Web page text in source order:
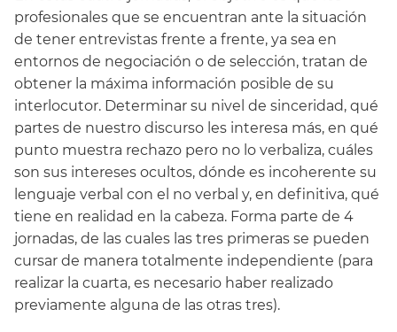
profesionales que se encuentran ante la situación
de tener entrevistas frente a frente, ya sea en
entornos de negociación o de selección, tratan de
obtener la máxima información posible de su
interlocutor. Determinar su nivel de sinceridad, qué
partes de nuestro discurso les interesa más, en qué
punto muestra rechazo pero no lo verbaliza, cuáles
son sus intereses ocultos, dónde es incoherente su
lenguaje verbal con el no verbal y, en definitiva, qué
tiene en realidad en la cabeza. Forma parte de 4
jornadas, de las cuales las tres primeras se pueden
cursar de manera totalmente independiente (para
realizar la cuarta, es necesario haber realizado
previamente alguna de las otras tres).